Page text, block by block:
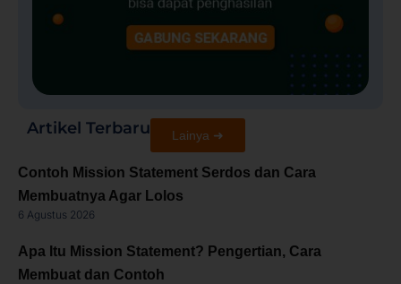
Artikel Terbaru Lainya ➜
Contoh Mission Statement Serdos dan Cara
Membuatnya Agar Lolos
6 Agustus 2026
Apa Itu Mission Statement? Pengertian, Cara
Membuat dan Contoh